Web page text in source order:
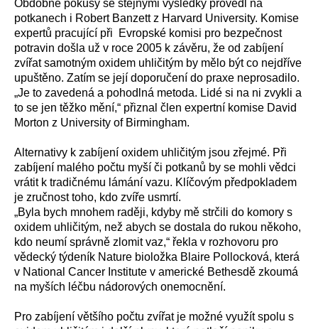
Obdobné pokusy se stejnými výsledky provedl na
potkanech i Robert Banzett z Harvard University. Komise
expertů pracující při Evropské komisi pro bezpečnost
potravin došla už v roce 2005 k závěru, že od zabíjení
zvířat samotným oxidem uhličitým by mělo být co nejdříve
upuštěno. Zatím se její doporučení do praxe neprosadilo.
„Je to zavedená a pohodlná metoda. Lidé si na ni zvykli a
to se jen těžko mění,“ přiznal člen expertní komise David
Morton z University of Birmingham.
Alternativy k zabíjení oxidem uhličitým jsou zřejmé. Při
zabíjení malého počtu myší či potkanů by se mohli vědci
vrátit k tradičnému lámání vazu. Klíčovým předpokladem
je zručnost toho, kdo zvíře usmrtí.
„Byla bych mnohem raději, kdyby mě strčili do komory s
oxidem uhličitým, než abych se dostala do rukou někoho,
kdo neumí správně zlomit vaz,“ řekla v rozhovoru pro
vědecký týdeník Nature bioložka Blaire Pollocková, která
v National Cancer Institute v americké Bethesdě zkoumá
na myších léčbu nádorových onemocnění.
Pro zabíjení většího počtu zvířat je možné využít spolu s